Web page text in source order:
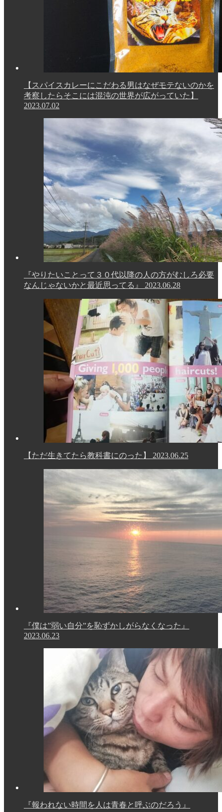
【スパイスカレーにこだわる男はなぜモテないのかを
考察したらそこには混沌の世界が広がっていた】
2023.07.02
『やりたいことって３０代以降の人の方がむしろ必要
なんじゃないかと最近思ってる』 2023.06.28
【ただ生きてたら教科書にのった】 2023.06.25
『僕は”弱い自分”を恥ずかしがらなくなった』
2023.06.23
『報われない時間を人は青春と呼ぶのだろう』